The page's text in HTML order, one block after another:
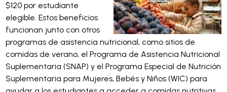
$120 por estudiante
elegible. Estos beneficios
funcionan junto con otros
programas de asistencia nutricional, como sitios de
comidas de verano, el Programa de Asistencia Nutricional
Suplementaria (SNAP) y el Programa Especial de Nutrición
Suplementaria para Mujeres, Bebés y Niños (WIC) para